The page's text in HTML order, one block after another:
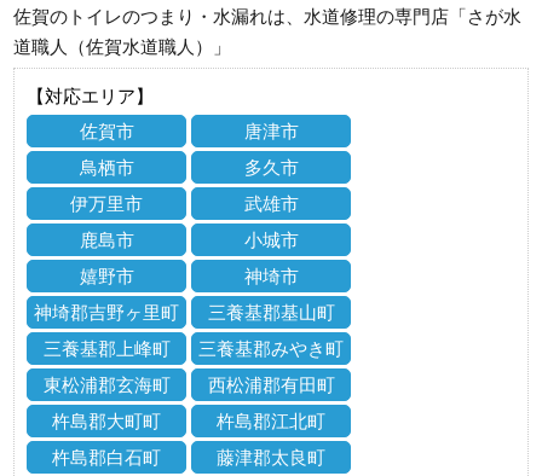
佐賀のトイレのつまり・水漏れは、水道修理の専門店「さが水
道職人（佐賀水道職人）」
【対応エリア】
佐賀市
唐津市
鳥栖市
多久市
伊万里市
武雄市
鹿島市
小城市
嬉野市
神埼市
神埼郡吉野ヶ里町
三養基郡基山町
三養基郡上峰町
三養基郡みやき町
東松浦郡玄海町
西松浦郡有田町
杵島郡大町町
杵島郡江北町
杵島郡白石町
藤津郡太良町